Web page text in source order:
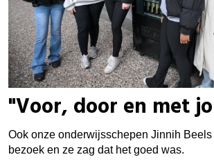
"Voor, door en met
Ook onze onderwijsschepen Jinnih
bezoek en ze zag dat het goed was.